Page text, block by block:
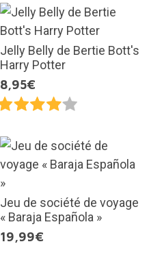
Jelly Belly de Bertie Bott's
Harry Potter
8,95€
Jeu de société de voyage
« Baraja Española »
19,99€